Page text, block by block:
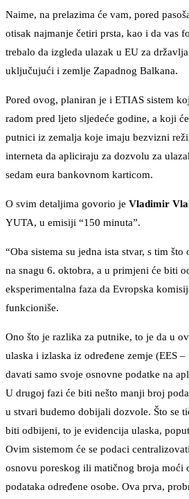
Naime, na prelazima će vam, pored
otisak najmanje četiri prsta, kao i da vas
trebalo da izgleda ulazak u EU za
uključujući i zemlje Zapadnog Balkana.
Pored ovog, planiran je i ETIAS sistem
radom pred ljeto sljedeće godine, a koji
putnici iz zemalja koje imaju bezvizni
interneta da apliciraju za dozvolu za
sedam eura bankovnom karticom.
O svim detaljima govorio je Vladimir
YUTA, u emisiji “150 minuta”.
“Oba sistema su jedna ista stvar, s tim što
na snagu 6. oktobra, a u primjeni će biti
eksperimentalna faza da Evropska
funkcioniše.
Ono što je razlika za putnike, to je da u
ulaska i izlaska iz određene zemje (EES
davati samo svoje osnovne podatke na
U drugoj fazi će biti nešto manji broj
u stvari budemo dobijali dozvole. Što se
biti odbijeni, to je evidencija ulaska,
Ovim sistemom će se podaci
osnovu poreskog ili matičnog broja moći
podataka određene osobe. Ova prva,